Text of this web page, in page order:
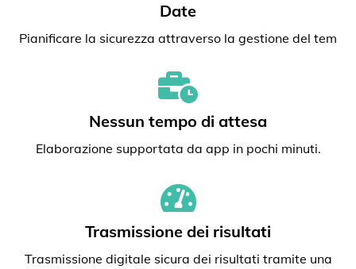
Date
Pianificare la sicurezza attraverso la gestione del tem
Nessun tempo di attesa
Elaborazione supportata da app in pochi minuti.
Trasmissione dei risultati
Trasmissione digitale sicura dei risultati tramite una